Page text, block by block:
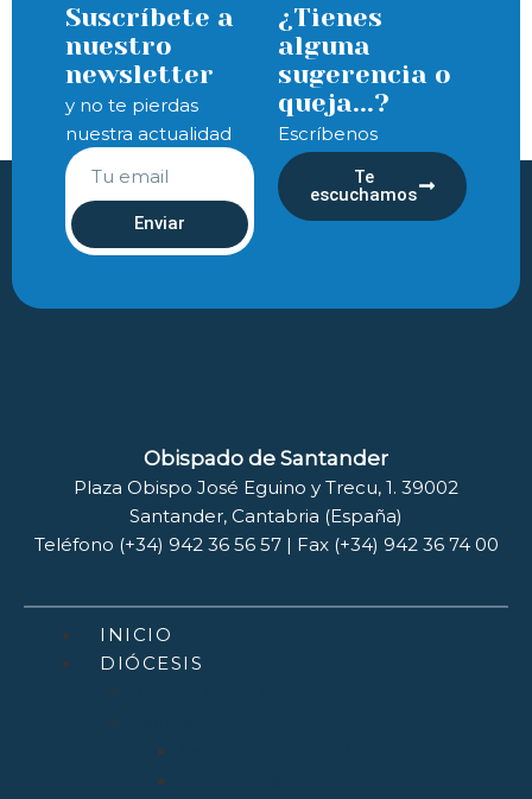
Suscríbete a
nuestro
newsletter
y no te pierdas
nuestra actualidad
Enviar
¿Tienes
alguna
sugerencia o
queja...?
Escríbenos
Te
escuchamos
Obispado de Santander
Plaza Obispo José Eguino y Trecu, 1. 39002
Santander, Cantabria (España)
Teléfono (+34) 942 36 56 57 | Fax (+34) 942 36 74 00
INICIO
DIÓCESIS